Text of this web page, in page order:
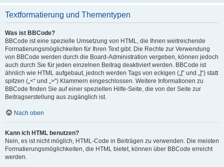
Textformatierung und Thementypen
Was ist BBCode?
BBCode ist eine spezielle Umsetzung von HTML, die Ihnen weitreichende
Formatierungsmöglichkeiten für Ihren Text gibt. Die Rechte zur Verwendung
von BBCode werden durch die Board-Administration vergeben, können jedoch
auch durch Sie für jeden einzelnen Beitrag deaktiviert werden. BBCode ist
ähnlich wie HTML aufgebaut, jedoch werden Tags von eckigen („[“ und „]“) statt
spitzen („<“ und „>“) Klammern eingeschlossen. Weitere Informationen zu
BBCode finden Sie auf einer speziellen Hilfe-Seite, die von der Seite zur
Beitragserstellung aus zugänglich ist.
Nach oben
Kann ich HTML benutzen?
Nein, es ist nicht möglich, HTML-Code in Beiträgen zu verwenden. Die meisten
Formatierungsmöglichkeiten, die HTML bietet, können über BBCode erreicht
werden.